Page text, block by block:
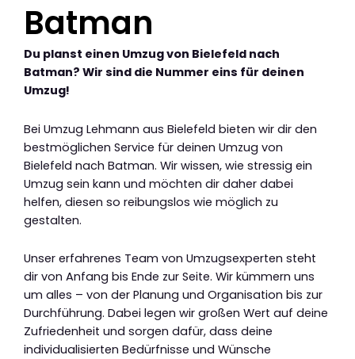
Batman
Du planst einen Umzug von Bielefeld nach
Batman? Wir sind die Nummer eins für deinen
Umzug!
Bei Umzug Lehmann aus Bielefeld bieten wir dir den
bestmöglichen Service für deinen Umzug von
Bielefeld nach Batman. Wir wissen, wie stressig ein
Umzug sein kann und möchten dir daher dabei
helfen, diesen so reibungslos wie möglich zu
gestalten.
Unser erfahrenes Team von Umzugsexperten steht
dir von Anfang bis Ende zur Seite. Wir kümmern uns
um alles – von der Planung und Organisation bis zur
Durchführung. Dabei legen wir großen Wert auf deine
Zufriedenheit und sorgen dafür, dass deine
individualisierten Bedürfnisse und Wünsche